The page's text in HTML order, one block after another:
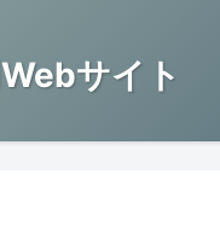
サイト